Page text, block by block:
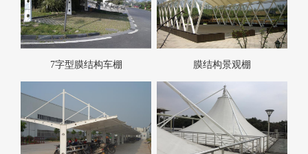
7字型膜结构车棚 膜结构景观棚